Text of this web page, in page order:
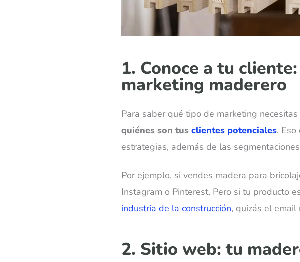
1. Conoce a tu
marketing maderero
Para saber qué tipo de marketing
quiénes son tus clientes potenciales.
estrategias, además de las
Por ejemplo, si vendes madera para
Instagram o Pinterest. Pero si tu producto
industria de la construcción, quizás el
2. Sitio web: tu